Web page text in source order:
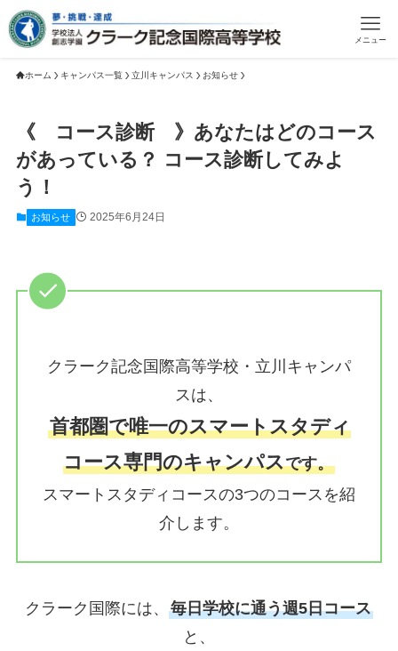
メニュー
ホーム キャンパス一覧 立川キャンパス お知らせ
《 コース診断 》あなたはどのコース
があっている？ コース診断してみよ
う！
お知らせ 2025年6月24日
クラーク記念国際高等学校・立川キャンパ
スは、
首都圏で唯一のスマートスタディ
コース専門のキャンパスです。
スマートスタディコースの3つのコースを紹
介します。
クラーク国際には、 毎日学校に通う週5日コース
と、